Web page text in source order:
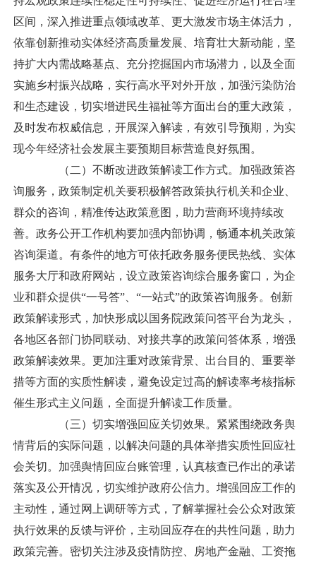
区间，深入推进重点领域改革、更大激发市场主体活力，
依靠创新推动实体经济高质量发展、培育壮大新动能，坚
持扩大内需战略基点、充分挖掘国内市场潜力，以及全面
实施乡村振兴战略，实行高水平对外开放，加强污染防治
和生态建设，切实增进民生福祉等方面出台的重大政策，
及时发布权威信息，开展深入解读，有效引导预期，为实
现今年经济社会发展主要预期目标营造良好氛围。
（二）不断改进政策解读工作方式。加强政策咨
询服务，政策制定机关要积极解答政策执行机关和企业、
群众的咨询，精准传达政策意图，助力营商环境持续改
善。政务公开工作机构要加强内部协调，畅通本机关政策
咨询渠道。有条件的地方可依托政务服务便民热线、实体
服务大厅和政府网站，设立政策咨询综合服务窗口，为企
业和群众提供“一号答”、“一站式”的政策咨询服务。创新
政策解读形式，加快形成以国务院政策问答平台为龙头，
各地区各部门协同联动、对接共享的政策问答体系，增强
政策解读效果。更加注重对政策背景、出台目的、重要举
措等方面的实质性解读，避免设定过高的解读率考核指标
催生形式主义问题，全面提升解读工作质量。
（三）切实增强回应关切效果。紧紧围绕政务舆
情背后的实际问题，以解决问题的具体举措实质性回应社
会关切。加强舆情回应台账管理，认真核查已作出的承诺
落实及公开情况，切实维护政府公信力。增强回应工作的
主动性，通过网上调研等方式，了解掌握社会公众对政策
执行效果的反馈与评价，主动回应存在的共性问题，助力
政策完善。密切关注涉及疫情防控、房地产金融、工资拖